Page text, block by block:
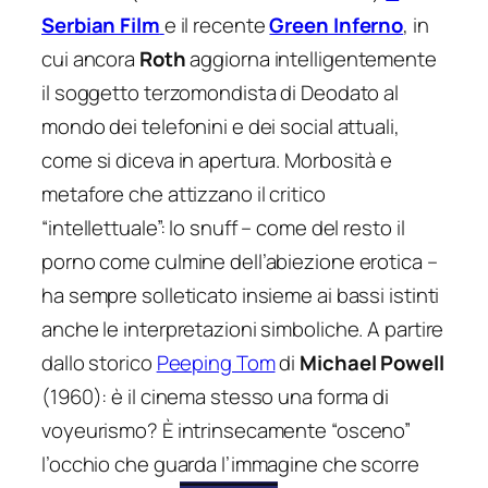
Serbian Filme il recenteGreen Inferno, in
cui ancora Rothaggiorna intelligentemente
il soggetto terzomondista di Deodato al
mondo dei telefonini e dei social attuali,
come si diceva in apertura. Morbosità e
metafore che attizzano il critico
“intellettuale”: lo snuff – come del resto il
porno come culmine dell’abiezione erotica –
ha sempre solleticato insieme ai bassi istinti
anche le interpretazioni simboliche. A partire
dallo storico Peeping Tomdi Michael Powell
(1960): è il cinema stesso una forma di
voyeurismo? È intrinsecamente “osceno”
l’occhio che guarda l’immagine che scorre